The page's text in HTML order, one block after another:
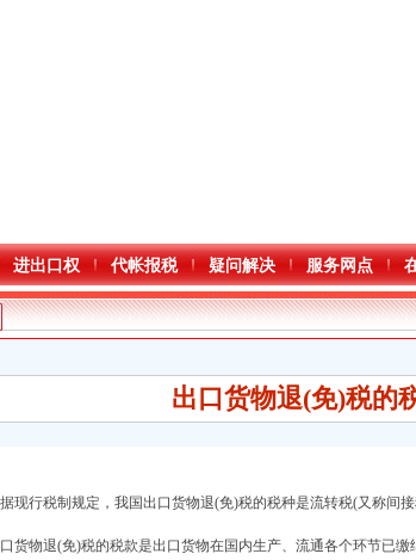
进出口权 代帐报税 疑问解决 服务网点
出口货物退(免)税的
现行税制规定，我国出口货物退(免)税的税种是流转税(又称间
货物退(免)税的税款是出口货物在国内生产、流通各个环节已缴